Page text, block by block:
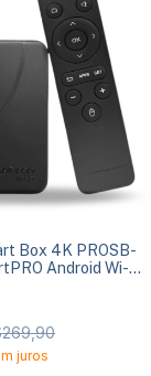
Box 4K PROSB-
Android Wi-Fi
juros